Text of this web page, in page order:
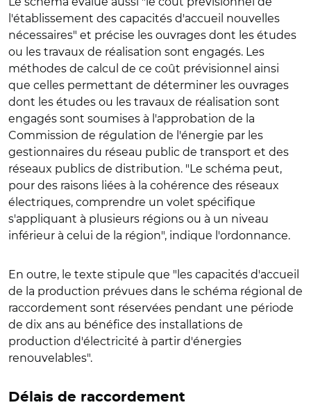
l'établissement des capacités d'accueil nouvelles
nécessaires" et précise les ouvrages dont les études
ou les travaux de réalisation sont engagés. Les
méthodes de calcul de ce coût prévisionnel ainsi
que celles permettant de déterminer les ouvrages
dont les études ou les travaux de réalisation sont
engagés sont soumises à l'approbation de la
Commission de régulation de l'énergie par les
gestionnaires du réseau public de transport et des
réseaux publics de distribution. "Le schéma peut,
pour des raisons liées à la cohérence des réseaux
électriques, comprendre un volet spécifique
s'appliquant à plusieurs régions ou à un niveau
inférieur à celui de la région", indique l'ordonnance.
En outre, le texte stipule que "les capacités d'accueil
de la production prévues dans le schéma régional de
raccordement sont réservées pendant une période
de dix ans au bénéfice des installations de
production d'électricité à partir d'énergies
renouvelables".
Délais de raccordement